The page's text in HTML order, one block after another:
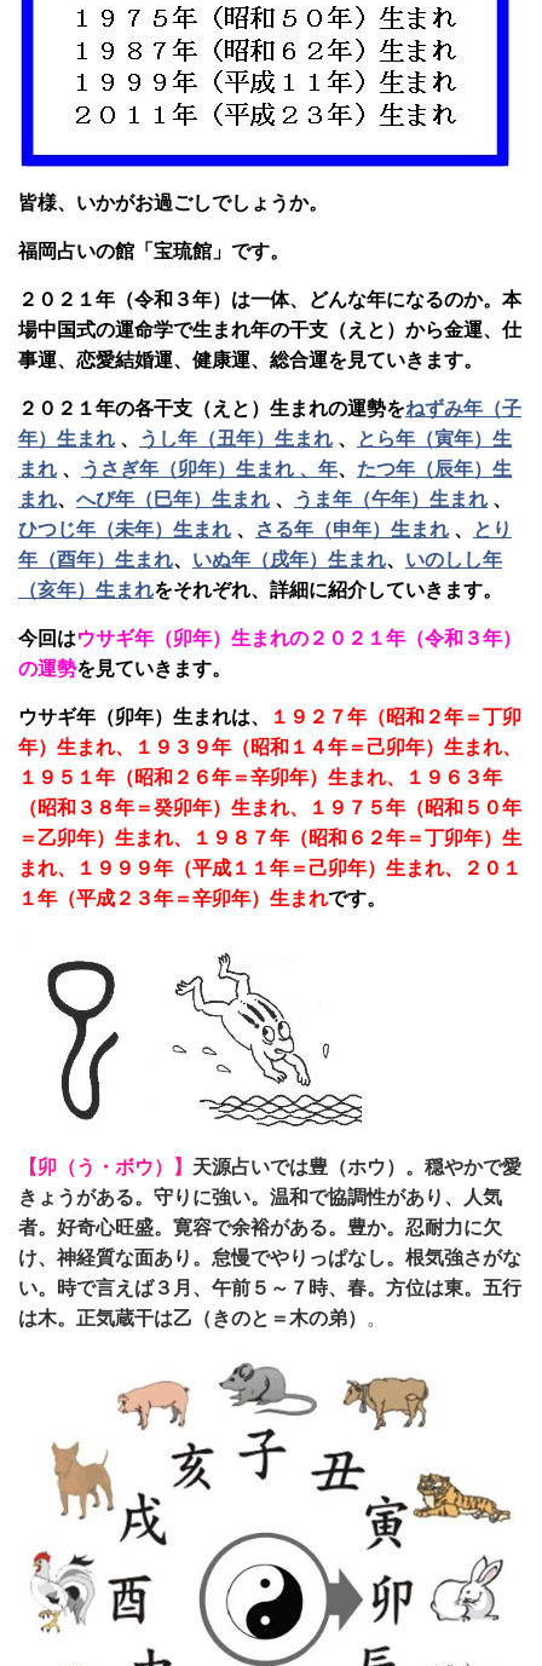
皆様、いかがお過ごしでしょうか。
福岡占いの館「宝琉館」です。
２０２１年（令和３年）は一体、どんな年になるのか。本
場中国式の運命学で生まれ年の干支（えと）から金運、仕
事運、恋愛結婚運、健康運、総合運を見ていきます。
２０２１年の各干支（えと）生まれの運勢をねずみ年（子
年）生まれ 、 うし年（丑年）生まれ 、
とら年（寅年）生
まれ 、 うさぎ年（卯年）生まれ 、年、 たつ年（辰年）生
まれ、 へび年（巳年）生まれ 、 うま年（午年）生まれ 、
ひつじ年（未年）生まれ 、 さる年（申年）生まれ 、
とり
年（酉年）生まれ、 いぬ年（戌年）生まれ、 いのしし年
（亥年）生まれをそれぞれ、詳細に紹介していきます。
今回はウサギ年（卯年）生まれの２０２１年（令和３年）
の運勢を見ていきます。
ウサギ年（卯年）生まれは、
１９２７年（昭和２年＝丁卯
年）生まれ、１９３９年（昭和１４年＝己卯年）生まれ、
１９５１年（昭和２６年＝辛卯年）生まれ、１９６３年
（昭和３８年＝癸卯年）生まれ、１９７５年（昭和５０年
＝乙卯年）生まれ、１９８７年（昭和６２年＝丁卯年）生
まれ、１９９９年（平成１１年＝己卯年）生まれ、２０１
１年（平成２３年＝辛卯年）生まれです。
【卯（う・ボウ）】 天源占いでは豊（ホウ）。穏やかで愛
きょうがある。守りに強い。温和で協調性があり、人気
者。好奇心旺盛。寛容で余裕がある。豊か。忍耐力に欠
け、神経質な面あり。怠慢でやりっぱなし。根気強さがな
い。時で言えば３月、午前５～７時、春。方位は東。五行
は木。正気蔵干は乙（きのと＝木の弟）
。